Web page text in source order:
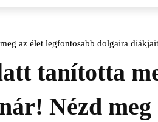
az élet legfontosabb dolgaira
tanította
Nézd